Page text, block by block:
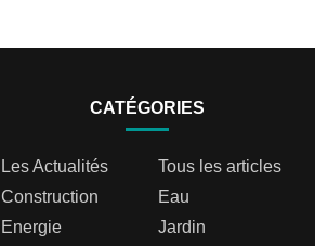
CATÉGORIES
Les Actualités
Tous les articles
Construction
Eau
Energie
Jardin